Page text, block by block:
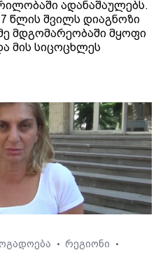
ადანაშაულებს.
წლის შვილს დიაგნოზი
მდგომარეობაში მყოფი
მის სიცოცხლეს
• რეგიონი •